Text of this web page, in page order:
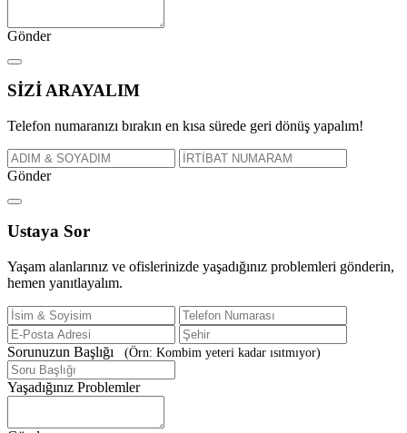
Gönder
SİZİARAYALIM
Telefon numaranızı bırakın en kısa sürede geri dönüş yapalım!
Gönder
Ustaya Sor
Yaşam alanlarınız ve ofislerinizde yaşadığınız problemleri gönderin,
hemen yanıtlayalım.
Sorunuzun Başlığı (Örn: Kombim yeteri kadar ısıtmıyor)
Yaşadığınız Problemler